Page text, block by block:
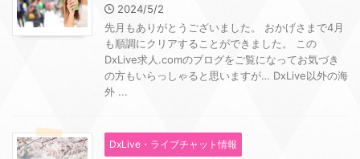
2024/5/2
先月もありがとうございました。 おかげさまで4月
も順調にクリアすることができました。 この
DxLive求人.comのブログをご覧になってお気づき
の方もいらっしゃると思いますが… DxLive以外の海
外 ...
DxLive・ライブチャット情報